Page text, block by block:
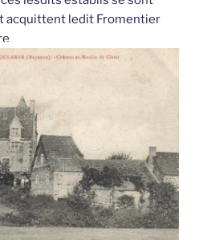
acquittent ledit Fromentier